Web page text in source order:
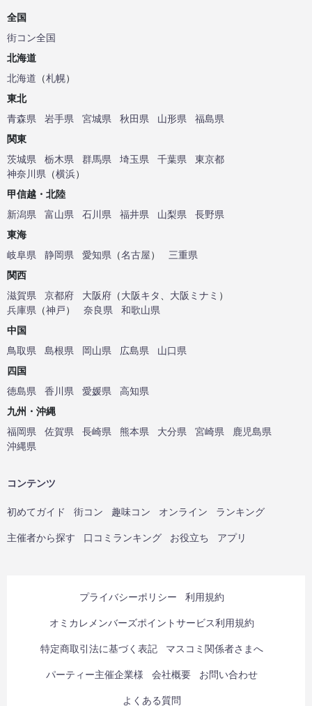
全国
街コン全国
北海道
北海道 （札幌）
東北
青森県
岩手県 宮城県 秋田県 山形県
福島県
関東
茨城県
栃木県 群馬県 埼玉県 千葉県
東京都
神奈川県 （横浜）
甲信越・北陸
新潟県
富山県 石川県 福井県 山梨県
長野県
東海
岐阜県
静岡県 愛知県 （名古屋）
三重県
関西
滋賀県
京都府 大阪府 （大阪キタ 大阪ミナミ ）
兵庫県 （神戸） 奈良県
和歌山県
中国
鳥取県
島根県 岡山県 広島県
山口県
四国
徳島県
香川県 愛媛県
高知県
九州・沖縄
福岡県
佐賀県 長崎県 熊本県 大分県 宮崎県
鹿児島県
沖縄県
コンテンツ
初めてガイド 街コン 趣味コン オンライン ランキング
主催者から探す 口コミランキング お役立ち アプリ
プライバシーポリシー 利用規約
オミカレメンバーズポイントサービス利用規約
特定商取引法に基づく表記 マスコミ関係者さまへ
パーティー主催企業様 会社概要 お問い合わせ
よくある質問